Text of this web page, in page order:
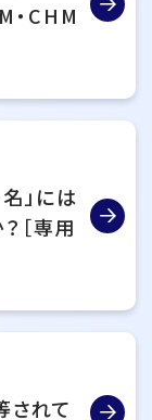
・CHM
」には
［専用
れて